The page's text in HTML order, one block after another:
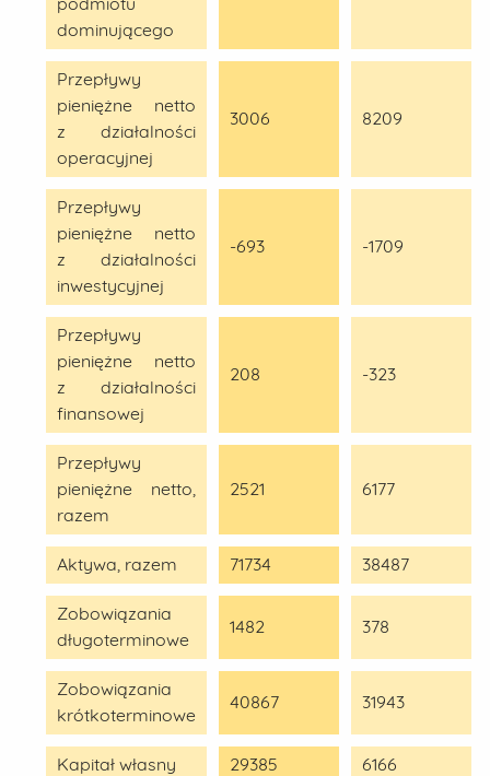
dominującego
Przepływy
pieniężne netto
z działalności
operacyjnej
3006 8209
Przepływy
pieniężne netto
z działalności
inwestycyjnej
-693 -1709
Przepływy
pieniężne netto
z działalności
finansowej
208 -323
Przepływy
pieniężne netto,
razem
2521 6177
Aktywa, razem 71734 38487
Zobowiązania
długoterminowe
1482 378
Zobowiązania
krótkoterminowe
40867 31943
Kapitał własny 29385 6166